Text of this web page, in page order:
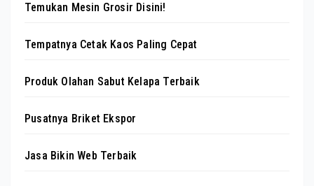
Temukan Mesin Grosir Disini!
Tempatnya Cetak Kaos Paling Cepat
Produk Olahan Sabut Kelapa Terbaik
Pusatnya Briket Ekspor
Jasa Bikin Web Terbaik